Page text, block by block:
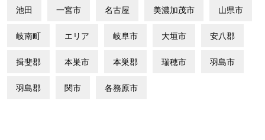
池田 一宮市 名古屋 美濃加茂市 山県市
岐南町 エリア 岐阜市 大垣市 安八郡
揖斐郡 本巣市 本巣郡 瑞穂市 羽島市
羽島郡 関市 各務原市